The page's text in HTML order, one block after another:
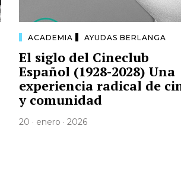
ACADEMIA AYUDAS BERLANGA
El siglo del Cineclub
Español (1928-2028) Una
experiencia radical de
y comunidad
20 · enero · 2026